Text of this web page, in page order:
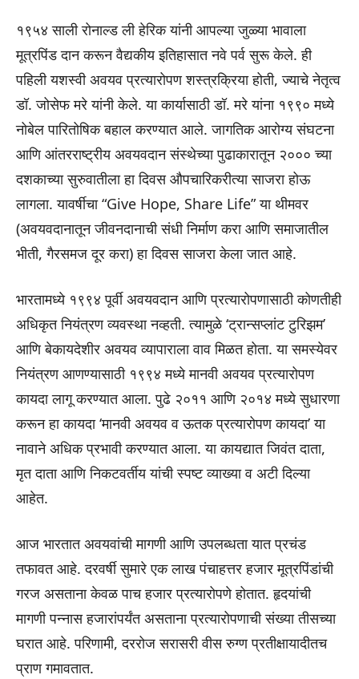
१९५४ साली रोनाल्ड ली हेरिक यांनी आपल्या जुळ्या भावाला
मूत्रपिंड दान करून वैद्यकीय इतिहासात नवे पर्व सुरू केले. ही
पहिली यशस्वी अवयव प्रत्यारोपण शस्त्रक्रिया होती, ज्याचे नेतृत्व
डॉ. जोसेफ मरे यांनी केले. या कार्यासाठी डॉ. मरे यांना १९९० मध्ये
नोबेल पारितोषिक बहाल करण्यात आले. जागतिक आरोग्य संघटना
आणि आंतरराष्ट्रीय अवयवदान संस्थेच्या पुढाकारातून २००० च्या
दशकाच्या सुरुवातीला हा दिवस औपचारिकरीत्या साजरा होऊ
लागला. यावर्षीचा “Give Hope, Share Life” या थीमवर
(अवयवदानातून जीवनदानाची संधी निर्माण करा आणि समाजातील
भीती, गैरसमज दूर करा) हा दिवस साजरा केला जात आहे.
भारतामध्ये १९९४ पूर्वी अवयवदान आणि प्रत्यारोपणासाठी कोणतीही
अधिकृत नियंत्रण व्यवस्था नव्हती. त्यामुळे ‘ट्रान्सप्लांट टुरिझम’
आणि बेकायदेशीर अवयव व्यापाराला वाव मिळत होता. या समस्येवर
नियंत्रण आणण्यासाठी १९९४ मध्ये मानवी अवयव प्रत्यारोपण
कायदा लागू करण्यात आला. पुढे २०११ आणि २०१४ मध्ये सुधारणा
करून हा कायदा ‘मानवी अवयव व ऊतक प्रत्यारोपण कायदा’ या
नावाने अधिक प्रभावी करण्यात आला. या कायद्यात जिवंत दाता,
मृत दाता आणि निकटवर्तीय यांची स्पष्ट व्याख्या व अटी दिल्या
आहेत.
आज भारतात अवयवांची मागणी आणि उपलब्धता यात प्रचंड
तफावत आहे. दरवर्षी सुमारे एक लाख पंचाहत्तर हजार मूत्रपिंडांची
गरज असताना केवळ पाच हजार प्रत्यारोपणे होतात. हृदयांची
मागणी पन्नास हजारांपर्यंत असताना प्रत्यारोपणाची संख्या तीसच्या
घरात आहे. परिणामी, दररोज सरासरी वीस रुग्ण प्रतीक्षायादीतच
प्राण गमावतात.